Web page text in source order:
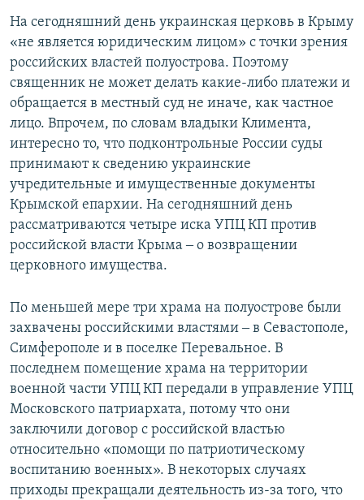
На сегодняшний день украинская церковь в Крыму
«не является юридическим лицом» с точки зрения
российских властей полуострова. Поэтому
священник не может делать какие-либо платежи и
обращается в местный суд не иначе, как частное
лицо. Впрочем, по словам владыки Климента,
интересно то, что подконтрольные России суды
принимают к сведению украинские
учредительные и имущественные документы
Крымской епархии. На сегодняшний день
рассматриваются четыре иска УПЦ КП против
российской власти Крыма ‒ о возвращении
церковного имущества.
По меньшей мере три храма на полуострове были
захвачены российскими властями ‒ в Севастополе,
Симферополе и в поселке Перевальное. В
последнем помещение храма на территории
военной части УПЦ КП передали в управление УПЦ
Московского патриархата, потому что они
заключили договор с российской властью
относительно «помощи по патриотическому
воспитанию военных». В некоторых случаях
приходы прекращали деятельность из-за того, что